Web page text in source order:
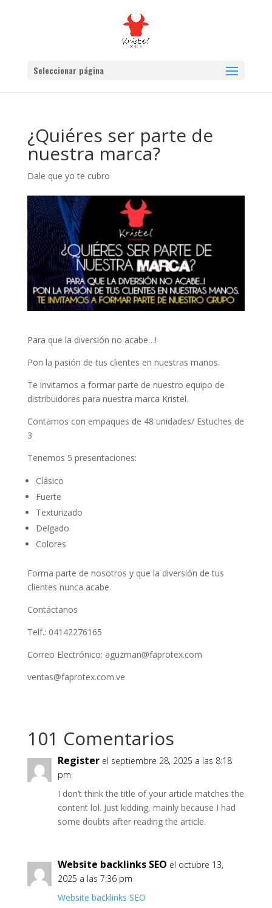
Seleccionar página
¿Quiéres ser parte de
nuestra marca?
Dale que yo te cubro
Para que la diversión no acabe…!
Pon la pasión de tus clientes en nuestras manos.
Te invitamos a formar parte de nuestro equipo de
distribuidores para nuestra marca Kristel.
Contamos con empaques de 48 unidades/ Estuches de
3
Tenemos 5 presentaciones:
Clásico
Fuerte
Texturizado
Delgado
Colores
Forma parte de nosotros y que la diversión de tus
clientes nunca acabe.
Contáctanos
Telf.: 04142276165
Correo Electrónico: aguzman@faprotex.com
ventas@faprotex.com.ve
101 Comentarios
Register el septiembre 28, 2025 a las 8:18
pm
I don’t think the title of your article matches the
content lol. Just kidding, mainly because I had
some doubts after reading the article.
Website backlinks SEO el octubre 13,
2025 a las 7:36 pm
Website backlinks SEO